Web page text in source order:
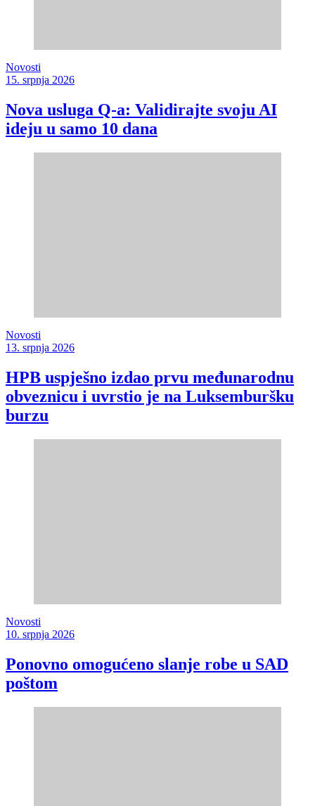
Novosti
15. srpnja 2026
Nova usluga Q-a: Validirajte svoju AI
ideju u samo 10 dana
Novosti
13. srpnja 2026
HPB uspješno izdao prvu međunarodnu
obveznicu i uvrstio je na Luksemburšku
burzu
Novosti
10. srpnja 2026
Ponovno omogućeno slanje robe u SAD
poštom